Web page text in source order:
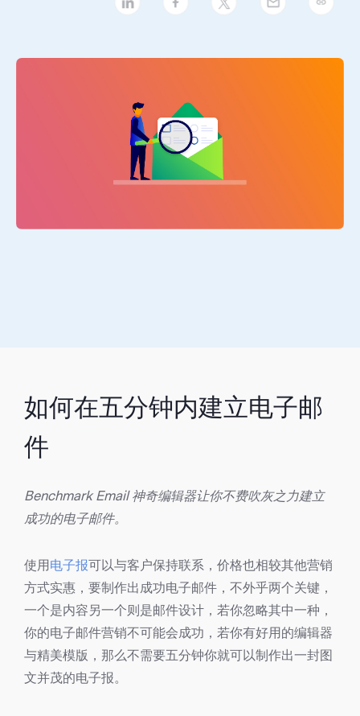
如何在五分钟内建立电子邮
件
Benchmark Email 神奇编辑器让你不费吹灰之力建立
成功的电子邮件。
使用 电子报可以与客户保持联系，价格也相较其他营销
方式实惠，要制作出成功电子邮件，不外乎两个关键，
一个是内容另一个则是邮件设计，若你忽略其中一种，
你的电子邮件营销不可能会成功，若你有好用的编辑器
与精美模版，那么不需要五分钟你就可以制作出一封图
文并茂的电子报。